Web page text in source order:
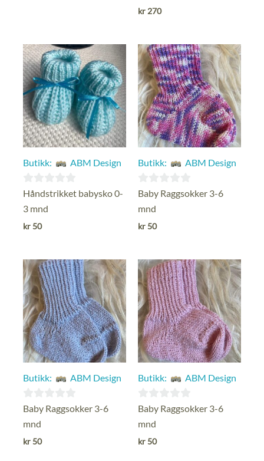
5
kr 270
Butikk: ABM Design
0
ut
av
Håndstrikket babysko 0-
3 mnd
kr50
Butikk: ABM Design
0
ut
av
Baby Raggsokker 3-6
mnd
kr50
Butikk: ABM Design
0
ut
av
Baby Raggsokker 3-6
mnd
kr50
Butikk: ABM Design
0
ut
av
Baby Raggsokker 3-6
mnd
kr50